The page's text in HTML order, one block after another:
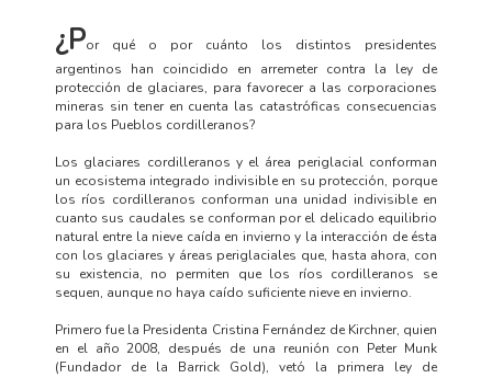
¿Por qué o por cuánto los distintos presidentes
argentinos han coincidido en arremeter contra la ley de
protección de glaciares, para favorecer a las corporaciones
mineras sin tener en cuenta las catastróficas consecuencias
para los Pueblos cordilleranos?
Los glaciares cordilleranos y el área periglacial conforman
un ecosistema integrado indivisible en su protección, porque
los ríos cordilleranos conforman una unidad indivisible en
cuanto sus caudales se conforman por el delicado equilibrio
natural entre la nieve caída en invierno y la interacción de ésta
con los glaciares y áreas periglaciales que, hasta ahora, con
su existencia, no permiten que los ríos cordilleranos se
sequen, aunque no haya caído suficiente nieve en invierno.
Primero fue la Presidenta Cristina Fernández de Kirchner, quien
en el año 2008, después de una reunión con Peter Munk
(Fundador de la Barrick Gold), vetó la primera ley de